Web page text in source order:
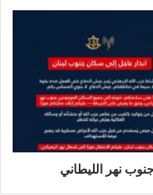
نهر الليطاني